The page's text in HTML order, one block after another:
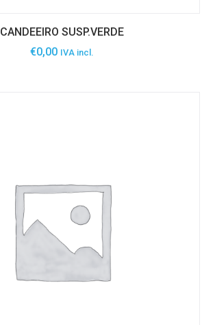
CANDEEIRO SUSP.VERDE
€0,00 IVA incl.